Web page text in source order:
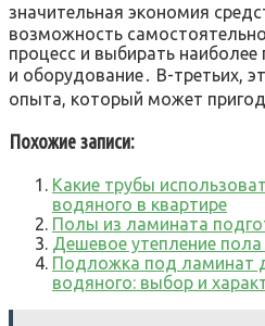
значительная экономия
возможность
процесс и выбирать
и оборудование․ В-третьих,
опыта, который может
Похожие записи:
Какие трубы
водяного в квартире
Полы из ламината
Дешевое утепление пола
Подложка под ламинат
водяного: выбор и